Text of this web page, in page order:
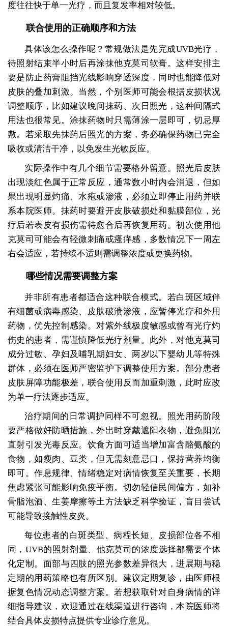
度往往快于单一光疗，而且复发率相对较低。
联合使用的正确顺序和方法
具体该怎么操作呢？常规做法是先完成UVB光疗，
待照射结束半小时后再涂抹他克莫司软膏。这样安排主
要是防止药膏阻挡光线影响穿透深度，同时也能降低对
皮肤的叠加刺激。当然，个别医师可能会根据皮损状况
调整顺序，比如建议晚间抹药、次日照光，这种间隔式
用法也很常见。涂抹药物时只需薄涂一层即可，切忌厚
敷。若采取先抹药后照光的方案，务必确保药物已完全
吸收或清洁干净，以免发生光敏反应。
实际操作中有几个细节需要格外留意。照光后皮肤
出现淡红色属于正常反应，通常数小时内会消退，但如
果出现明显灼痛、水疱或渗液，必须立即停止用药并联
系本院医师。抹药时要避开皮肤破损处和黏膜部位，光
疗后若表皮有损伤需待愈合后再恢复用药。初次使用他
克莫司可能会有轻微刺痛或瘙痒感，多数情况下一周左
右会适应，若持续不适则需调整浓度或更换药物。
哪些情况需要调整方案
并非所有患者都适合这种联合模式。若白斑区域伴
有细菌或病毒感染、皮肤破溃渗液，应暂停光疗和外用
药物，优先控制感染。对紫外线极度敏感或曾有光疗灼
伤史的患者，需谨慎降低光疗剂量。此外，对他克莫司
成分过敏、孕妇及哺乳期妇女、两岁以下婴幼儿等特殊
群体，必须在医师严密监护下调整使用方案。部分患者
皮肤屏障功能极差，联合使用反而加重刺激，此时应改
为单一疗法逐步适应。
治疗期间的日常调护同样不可忽视。照光用药阶段
要严格做好防晒措施，外出时穿戴遮阳衣物，避免阳光
直射引发光毒反应。饮食方面可适当增加富含酪氨酸的
食物，如瘦肉、豆类，但无需刻意忌口，保持营养均衡
即可。作息规律、情绪稳定对病情恢复至关重要，长期
焦虑紧张可能影响免疫平衡。切勿轻信民间偏方，如补
骨脂泡酒、生姜摩擦等土方法缺乏科学验证，盲目尝试
可能导致接触性皮炎。
每位患者的白斑类型、病程长短、皮损部位各不相
同，UVB的照射剂量、他克莫司的浓度选择都需要个体
化定制。面部与四肢的照光参数差异很大，进展期与稳
定期的用药策略也有所区别。建议定期复诊，由医师根
据复色情况动态调整方案。若想获取针对自身病情的详
细指导建议，欢迎通过在线渠道进行咨询，本院医师将
结合具体皮损特点提供专业诊疗意见。